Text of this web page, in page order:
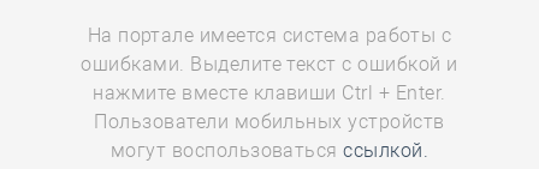
На портале имеется система работы с
ошибками. Выделите текст с ошибкой и
нажмите вместе клавиши Ctrl + Enter.
Пользователи мобильных устройств
могут воспользоватьсяссылкой.